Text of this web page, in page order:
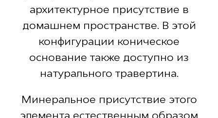
архитектурное присутствие в
домашнем пространстве. В этой
конфигурации коническое
основание также доступно из
натурального травертина.
Минеральное присутствие этого
элемента естественным образом